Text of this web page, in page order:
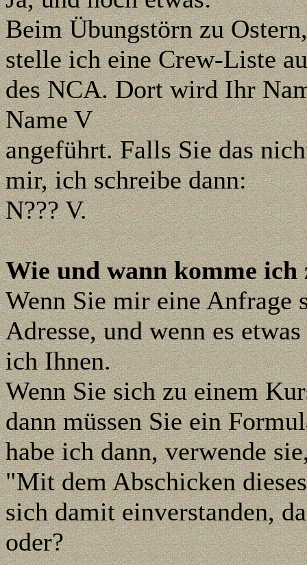
Beim Übungstörn zu
stelle ich eine Crew-Liste
des NCA. Dort wird Ihr
Name V
angeführt. Falls Sie das
mir, ich schreibe dann:
N??? V.
Wie und wann komme ich
Wenn Sie mir eine Anfrage
Adresse, und wenn es
ich Ihnen.
Wenn Sie sich zu einem
dann müssen Sie ein
habe ich dann, verwende
"Mit dem Abschicken
sich damit einverstanden,
oder?